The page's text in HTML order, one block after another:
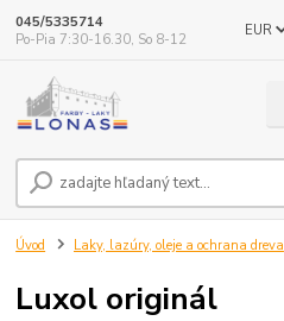
EUR
045/5335714
Po-Pia 7:30-16.30, So 8-12
Úvod Laky, lazúry, oleje a ochrana dreva
Luxol originál